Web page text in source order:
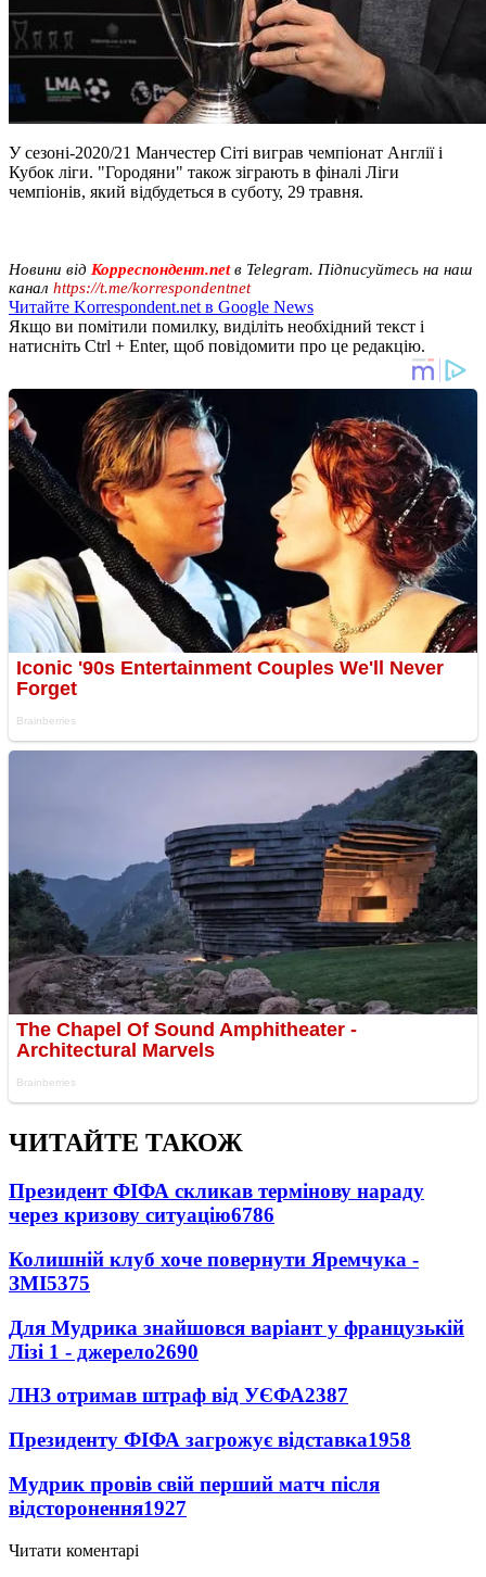
У сезоні-2020/21 Манчестер Сіті виграв чемпіонат Англії і
Кубок ліги. "Городяни" також зіграють в фіналі Ліги
чемпіонів, який відбудеться в суботу, 29 травня.
Новини від Корреспондент.netв Telegram. Підписуйтесь на наш
канал https://t.me/korrespondentnet
Читайте Korrespondent.net в Google News
Якщо ви помітили помилку, виділіть необхідний текст і
натисніть Ctrl + Enter, щоб повідомити про це редакцію.
ЧИТАЙТЕ ТАКОЖ
Президент ФІФА скликав термінову нараду
через кризову ситуацію6786
Колишній клуб хоче повернути Яремчука -
ЗМІ5375
Для Мудрика знайшовся варіант у французькій
Лізі 1 - джерело2690
ЛНЗ отримав штраф від УЄФА2387
Президенту ФІФА загрожує відставка1958
Мудрик провів свій перший матч після
відсторонення1927
Читати коментарі